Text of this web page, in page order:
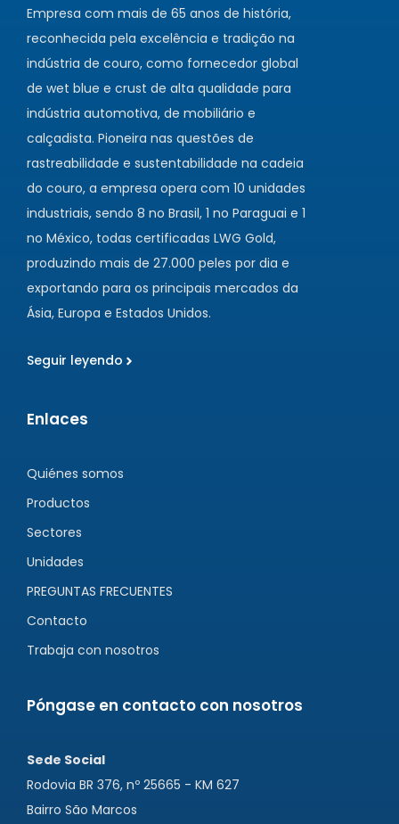
Empresa com mais de 65 anos de história,
reconhecida pela excelência e tradição na
indústria de couro, como fornecedor global
de wet blue e crust de alta qualidade para
indústria automotiva, de mobiliário e
calçadista. Pioneira nas questões de
rastreabilidade e sustentabilidade na cadeia
do couro, a empresa opera com 10 unidades
industriais, sendo 8 no Brasil, 1 no Paraguai e 1
no México, todas certificadas LWG Gold,
produzindo mais de 27.000 peles por dia e
exportando para os principais mercados da
Ásia, Europa e Estados Unidos.
Seguir leyendo
Enlaces
Quiénes somos
Productos
Sectores
Unidades
PREGUNTAS FRECUENTES
Contacto
Trabaja con nosotros
Póngase en contacto con nosotros
Sede Social
Rodovia BR 376, nº 25665 - KM 627
Bairro São Marcos